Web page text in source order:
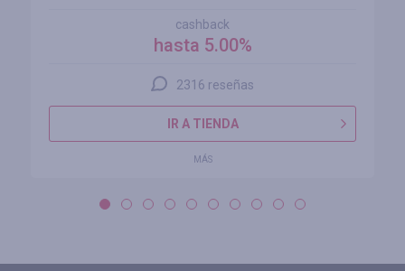
cashback
hasta 5.00%
2316 reseñas
IR A TIENDA
MÁS